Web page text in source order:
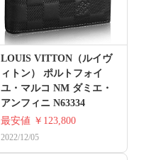
LOUIS VITTON（ルイヴ
ィトン） ポルトフォイ
ユ・マルコ NM ダミエ・
アンフィニ N63334
最安値 ￥123,800
2022/12/05